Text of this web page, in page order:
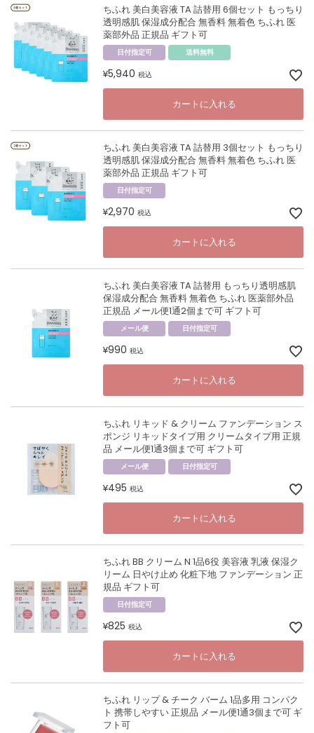
ちふれ 美白美容液 TA 詰替用 6個セット もっちり
透明感肌 保湿成分配合 無香料 無着色 ちふれ 医
薬部外品 正規品 ギフト可
日付指定可 送料無料
¥5,940 税込
カートに入れる
ちふれ 美白美容液 TA 詰替用 3個セット もっちり
透明感肌 保湿成分配合 無香料 無着色 ちふれ 医
薬部外品 正規品 ギフト可
日付指定可
¥2,970 税込
カートに入れる
ちふれ 美白美容液 TA 詰替用 もっちり透明感肌
保湿成分配合 無香料 無着色 ちふれ 医薬部外品
正規品 メール便1通2個まで可 ギフト可
メール便 日付指定可
¥990 税込
カートに入れる
ちふれ リキッド & クリーム ファンデーション ス
ポンジ リキッドタイプ用 クリームタイプ用 正規
品 メール便1通3個まで可 ギフト可
メール便 日付指定可
¥495 税込
カートに入れる
ちふれ BB クリーム N 1品6役 美容液 乳液 保湿ク
リーム 日やけ止め 化粧下地 ファンデーション 正
規品 ギフト可
日付指定可
¥825 税込
カートに入れる
ちふれ リップ & チーク バーム 1品多用 コンパク
ト 携帯しやすい 正規品 メール便1通3個まで可 ギ
フト可